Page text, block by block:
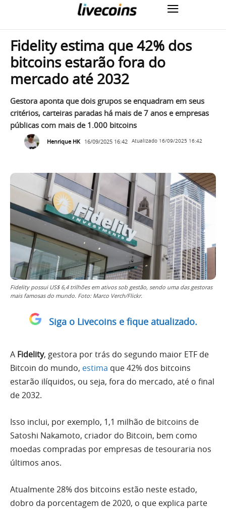
Fidelity estima que 42% dos
bitcoins estarão fora do
mercado até 2032
Gestora aponta que dois grupos se enquadram em seus
critérios, carteiras paradas há mais de 7 anos e empresas
públicas com mais de 1.000 bitcoins
Henrique HK 16/09/2025 16:42 Atualizado 16/09/2025 16:42
Fidelity possui US$ 6,4 trilhões em ativos sob gestão, sendo uma das gestoras
mais famosas do mundo. Foto: Marco Verch/Flickr.
Siga o Livecoins e fique atualizado.
A Fidelity, gestora por trás do segundo maior ETF de
Bitcoin do mundo, estima que 42% dos bitcoins
estarão ilíquidos, ou seja, fora do mercado, até o final
de 2032.
Isso inclui, por exemplo, 1,1 milhão de bitcoins de
Satoshi Nakamoto, criador do Bitcoin, bem como
moedas compradas por empresas de tesouraria nos
últimos anos.
Atualmente 28% dos bitcoins estão neste estado,
dobro da porcentagem de 2020, o que explica parte